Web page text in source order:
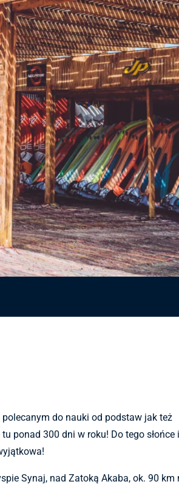
polecanym do nauki od podstaw jak też
300 dni w roku! Do tego słońce
Synaj, nad Zatoką Akaba, ok. 90 km